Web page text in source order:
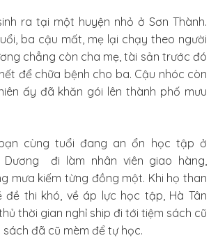
ra tại một huyện nhỏ ở Sơn Thành.
ba cậu mất, mẹ lại chạy theo người
chẳng còn cha mẹ, tài sản trước đó
để chữa bệnh cho ba. Cậu nhóc còn
ấy đã khăn gói lên thành phố mưu
cùng tuổi đang an ổn học tập ở
Dương đi làm nhân viên giao hàng,
mưa kiếm từng đồng một. Khi họ than
đề thi khó, về áp lực học tập, Hà Tân
thời gian nghỉ ship đi tới tiệm sách cũ
đã cũ mèm để tự học.